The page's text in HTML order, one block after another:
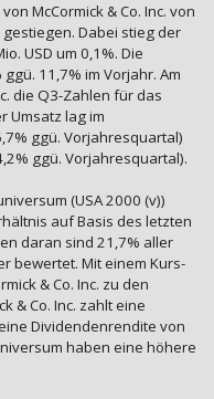
McCormick & Co. Inc. von
gestiegen. Dabei stieg der
USD um 0,1%. Die
11,7% im Vorjahr. Am
die Q3-Zahlen für das
Umsatz lag im
ggü. Vorjahresquartal)
ggü. Vorjahresquartal).
(USA 2000 (v))
auf Basis des letzten
daran sind 21,7% aller
bewertet. Mit einem Kurs-
& Co. Inc. zu den
& Co. Inc. zahlt eine
Dividendenrendite von
haben eine höhere